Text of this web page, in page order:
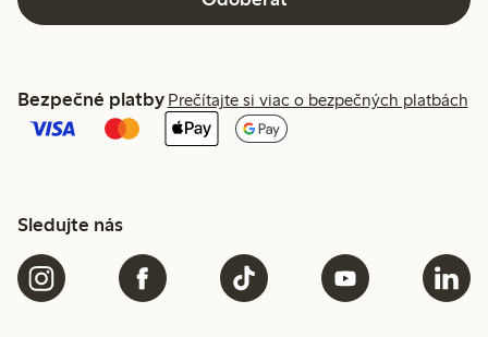
Bezpečné platby Prečítajte si viac o bezpečných platbách
Sledujte nás